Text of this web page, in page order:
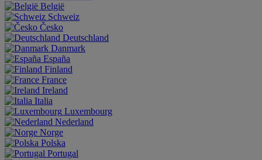
België
Schweiz
Česko
Deutschland
Danmark
España
Finland
France
Ireland
Italia
Luxembourg
Nederland
Norge
Polska
Portugal